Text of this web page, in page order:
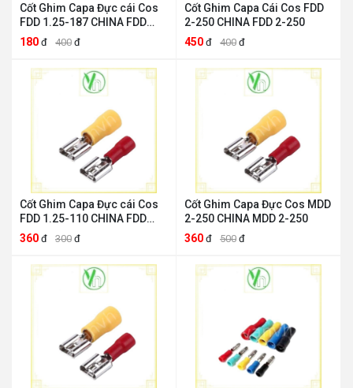
Cốt Ghim Capa Đực cái Cos
FDD 1.25-187 CHINA FDD
1.25-187
180 đ 400 đ
Cốt Ghim Capa Cái Cos FDD
2-250 CHINA FDD 2-250
450 đ 400 đ
Cốt Ghim Capa Đực cái Cos
FDD 1.25-110 CHINA FDD
1.25-110
360 đ 300 đ
Cốt Ghim Capa Đực Cos MDD
2-250 CHINA MDD 2-250
360 đ 500 đ